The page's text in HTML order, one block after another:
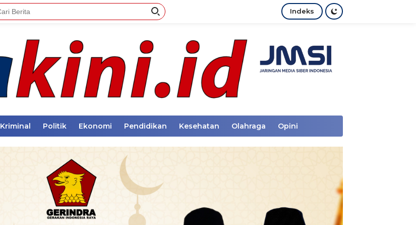
Indeks
Kriminal Politik Ekonomi Pendidikan Kesehatan Olahraga Opini